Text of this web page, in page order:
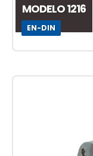
MODELO 1216
EN-DIN